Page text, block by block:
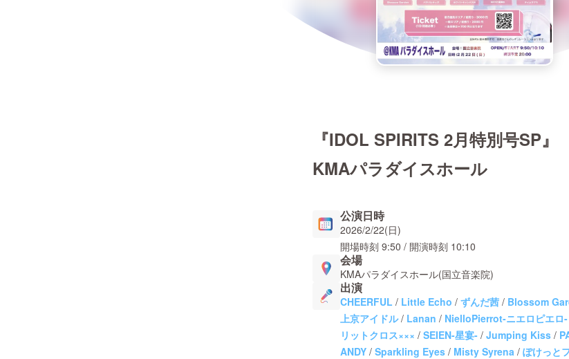
『IDOL SPIRITS 2月特別号SP』
KMAパラダイスホール
公演日時
2026/2/22(日)
開場時刻 9:50 / 開演時刻 10:10
会場
KMAパラダイスホール(国立音楽院)
出演
CHEERFUL / Little Echo / ずんだ茜 / Blossom
上京アイドル/ Lanan / NielloPierrot-ニエロピエロ-
リットクロス××× / SEIEN-星宴- / Jumping Kiss /
ANDY / Sparkling Eyes / Misty Syrena / ぽけっと